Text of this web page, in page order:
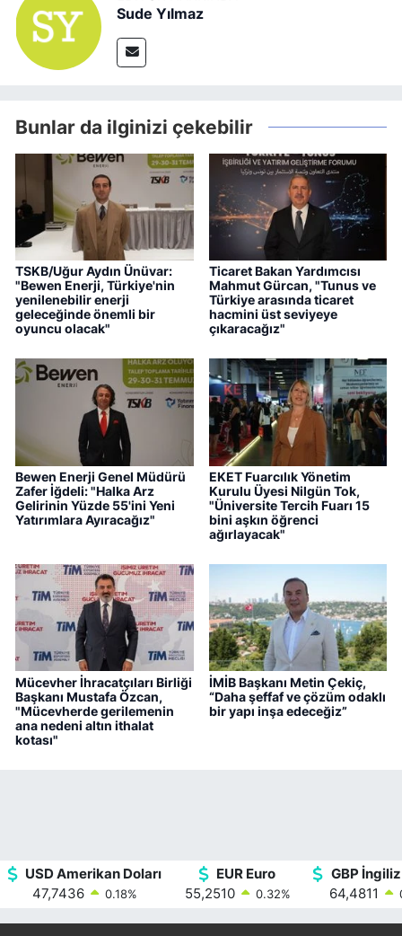
Sude Yılmaz
Bunlar da ilginizi çekebilir
TSKB/Uğur Aydın Ünüvar:
"Bewen Enerji, Türkiye'nin
yenilenebilir enerji
geleceğinde önemli bir
oyuncu olacak"
Ticaret Bakan Yardımcısı
Mahmut Gürcan, "Tunus ve
Türkiye arasında ticaret
hacmini üst seviyeye
çıkaracağız"
Bewen Enerji Genel Müdürü
Zafer İğdeli: "Halka Arz
Gelirinin Yüzde 55'ini Yeni
Yatırımlara Ayıracağız"
EKET Fuarcılık Yönetim
Kurulu Üyesi Nilgün Tok,
"Üniversite Tercih Fuarı 15
bini aşkın öğrenci
ağırlayacak"
Mücevher İhracatçıları Birliği
Başkanı Mustafa Özcan,
"Mücevherde gerilemenin
ana nedeni altın ithalat
kotası"
İMİB Başkanı Metin Çekiç,
“Daha şeffaf ve çözüm odaklı
bir yapı inşa edeceğiz”
USD Amerikan Doları
47,7436
0.18%
EUR Euro
55,2510
0.32%
GBP
64,4811